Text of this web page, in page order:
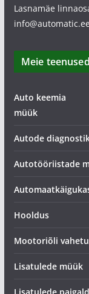
Lasnamäe
info@automatic.ee
Meie teenused
Auto keemia
müük
Autode
Autotööriistade
Hooldus
Mootoriõli
Lisatulede müük